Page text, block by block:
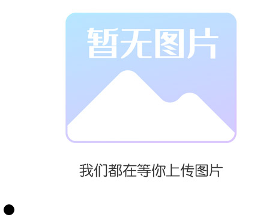
3、配置硅酸盐
制品以石灰粉
与硅质材料为
主要原料，经